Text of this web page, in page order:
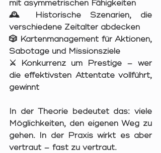
mit asymmetrischen Fähigkeiten
🕰️ Historische Szenarien, die
verschiedene Zeitalter abdecken
🎲 Kartenmanagement für Aktionen,
Sabotage und Missionsziele
⚔️ Konkurrenz um Prestige – wer
die effektivsten Attentate vollführt,
gewinnt
In der Theorie bedeutet das: viele
Möglichkeiten, den eigenen Weg zu
gehen. In der Praxis wirkt es aber
vertraut – fast zu vertraut.